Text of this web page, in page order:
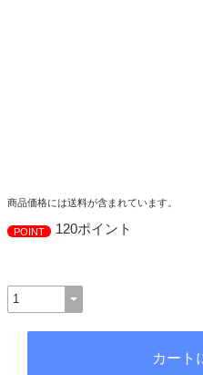
商品価格には送料が含まれています。
POINT 120ポイント